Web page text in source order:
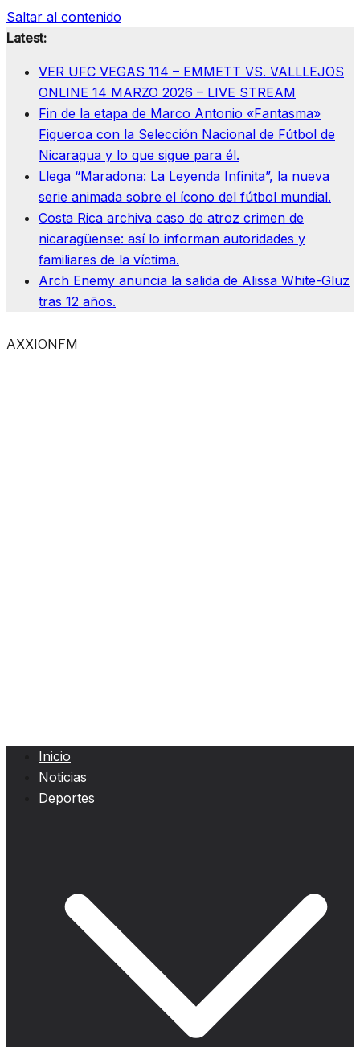
Saltar al contenido
Latest:
VER UFC VEGAS 114 – EMMETT VS. VALLLEJOS
ONLINE 14 MARZO 2026 – LIVE STREAM
Fin de la etapa de Marco Antonio «Fantasma»
Figueroa con la Selección Nacional de Fútbol de
Nicaragua y lo que sigue para él.
Llega “Maradona: La Leyenda Infinita”, la nueva
serie animada sobre el ícono del fútbol mundial.
Costa Rica archiva caso de atroz crimen de
nicaragüense: así lo informan autoridades y
familiares de la víctima.
Arch Enemy anuncia la salida de Alissa White-Gluz
tras 12 años.
AXXIONFM
Inicio
Noticias
Deportes